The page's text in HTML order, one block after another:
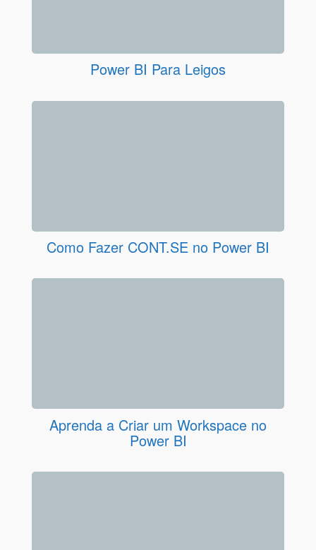
Power BI Para Leigos
Como Fazer CONT.SE no Power BI
Aprenda a Criar um Workspace no
Power BI